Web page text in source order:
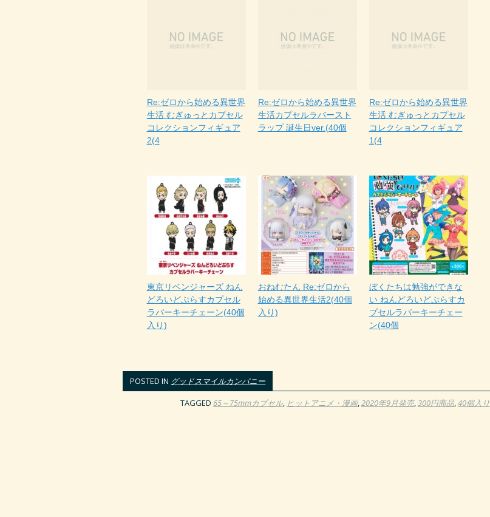
Re:ゼロから始める異世界
生活 むぎゅっとカプセル
コレクションフィギュア
2(4
Re:ゼロから始める異世界
生活カプセルラバースト
ラップ 誕生日ver.(40個
Re:ゼロから始める異世界
生活 むぎゅっとカプセル
コレクションフィギュア
1(4
東京リベンジャーズ ねん
どろいどぷらすカプセル
ラバーキーチェーン(40個
入り)
おねむたん Re:ゼロから
始める異世界生活2(40個
入り)
ぼくたちは勉強ができな
い ねんどろいどぷらすカ
プセルラバーキーチェー
ン(40個
POSTED IN グッドスマイルカンパニー
TAGGED 65～75mmカプセル, ヒットアニメ・漫画,2020年9月発売,300円商品,40個入り